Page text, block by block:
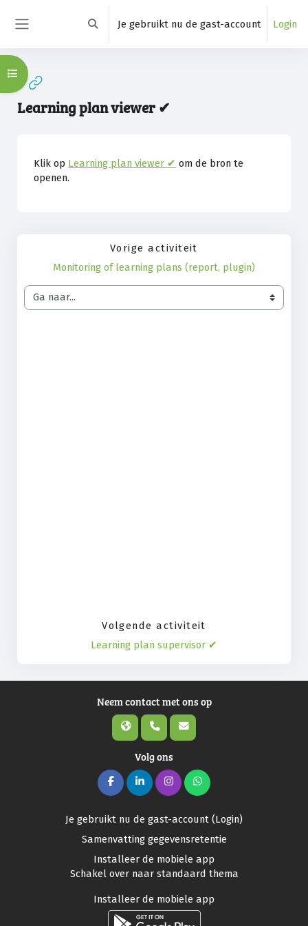
Schakel zoek invoer
Je gebruikt nu de gast-account Login
Learning plan viewer ✔︎
Open cursusindex
Klik op Learning plan viewer ✔︎ om de bron te
openen.
Vorige activiteit
Monitoring of learning plans (report, plugin)
Ga naar...
Volgende activiteit
Learning plan supervisor ✔︎
Neem contact met ons op
Volg ons
Je gebruikt nu de gast-account (Login)
Samenvatting gegevensretentie
Installeer de mobiele app
Schakel over naar standaard thema
Installeer de mobiele app